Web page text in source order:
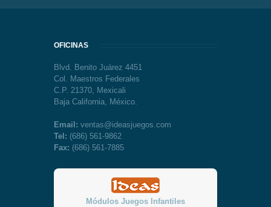
OFICINAS
Blvd. Benito Juárez 4451
Col. Maestros Federales
C.P. 21370, Mexicali
Baja California, México.
Email: ventas@ideasjuegos.com
Tel: (686) 561-9862
Fax: (686) 561-7885
Módulos Juegos Infantiles